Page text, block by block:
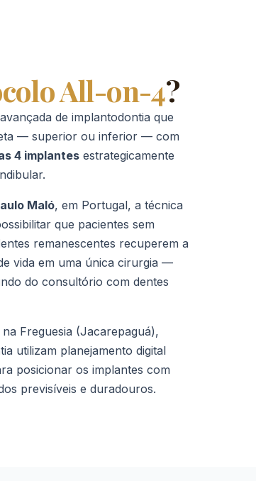
All-on-4?
de implantodontia que
— superior ou inferior — com
4 implantes estrategicamente
Maló, em Portugal, a técnica
que pacientes sem
remanescentes recuperem a
vida em uma única cirurgia —
do consultório com dentes
na Freguesia (Jacarepaguá),
utilizam planejamento digital
posicionar os implantes com
previsíveis e duradouros.